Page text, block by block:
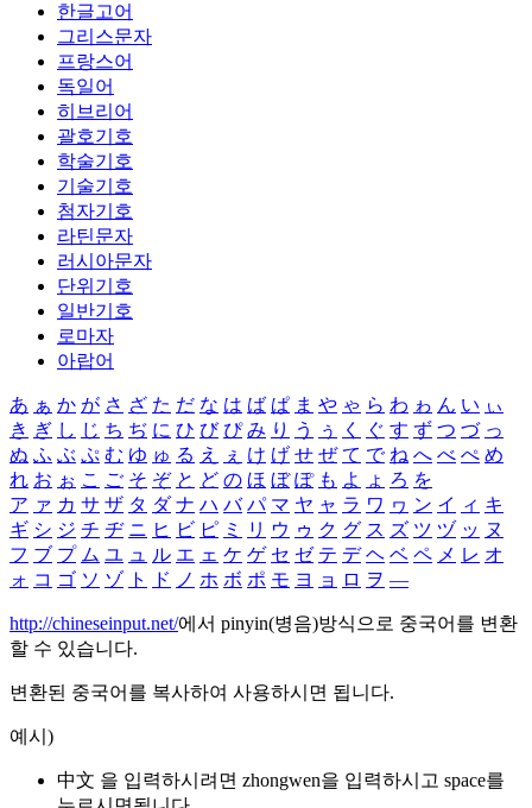
한글고어
그리스문자
프랑스어
독일어
히브리어
괄호기호
학술기호
기술기호
첨자기호
라틴문자
러시아문자
단위기호
일반기호
로마자
아랍어
あ ぁ か が さ ざ た だ な は ば ぱ ま や ゃ ら わ ゎ ん い ぃ
き ぎ し じ ち ぢ に ひ び ぴ み り う ぅ く ぐ す ず つ づ っ
ぬ ふ ぶ ぷ む ゆ ゅ る え ぇ け げ せ ぜ て で ね へ べ ぺ め
れ お ぉ こ ご そ ぞ と ど の ほ ぼ ぽ も よ ょ ろ を
ア ァ カ サ ザ タ ダ ナ ハ バ パ マ ヤ ャ ラ ワ ヮ ン イ ィ キ
ギ シ ジ チ ヂ ニ ヒ ビ ピ ミ リ ウ ゥ ク グ ス ズ ツ ヅ ッ ヌ
フ ブ プ ム ユ ュ ル エ ェ ケ ゲ セ ゼ テ デ ヘ ベ ペ メ レ オ
ォ コ ゴ ソ ゾ ト ド ノ ホ ボ ポ モ ヨ ョ ロ ヲ ―
http://chineseinput.net/에서 pinyin(병음)방식으로 중국어를 변환
할 수 있습니다.
변환된 중국어를 복사하여 사용하시면 됩니다.
예시)
中文 을 입력하시려면 zhongwen을 입력하시고 space를